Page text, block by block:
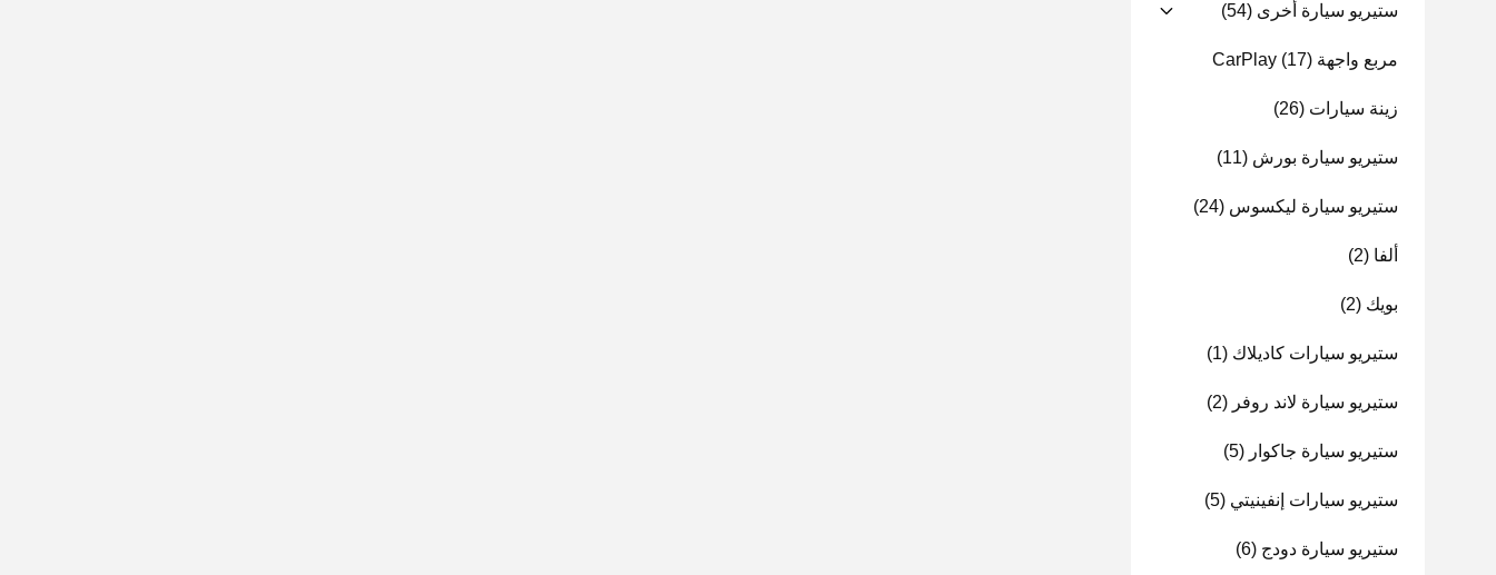
ستيريو سيارة أخرى (54)
مربع واجهة CarPlay (17)
زينة سيارات (26)
ستيريو سيارة بورش (11)
ستيريو سيارة ليكسوس (24)
ألفا (2)
بويك (2)
ستيريو سيارات كاديلاك (1)
ستيريو سيارة لاند روفر (2)
ستيريو سيارة جاكوار (5)
ستيريو سيارات إنفينيتي (5)
ستيريو سيارة دودج (6)